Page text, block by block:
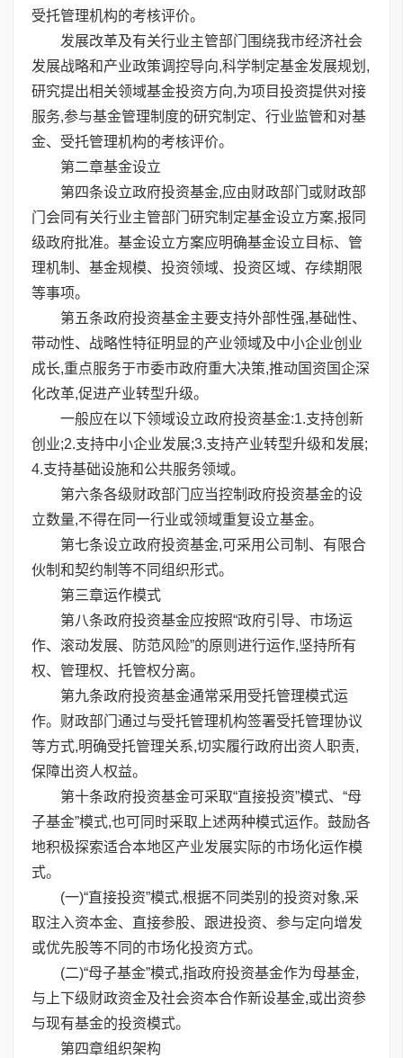
受托管理机构的考核评价。
发展改革及有关行业主管部门围绕我市经济社会
发展战略和产业政策调控导向,科学制定基金发展规划,
研究提出相关领域基金投资方向,为项目投资提供对接
服务,参与基金管理制度的研究制定、行业监管和对基
金、受托管理机构的考核评价。
第二章基金设立
第四条设立政府投资基金,应由财政部门或财政部
门会同有关行业主管部门研究制定基金设立方案,报同
级政府批准。基金设立方案应明确基金设立目标、管
理机制、基金规模、投资领域、投资区域、存续期限
等事项。
第五条政府投资基金主要支持外部性强,基础性、
带动性、战略性特征明显的产业领域及中小企业创业
成长,重点服务于市委市政府重大决策,推动国资国企深
化改革,促进产业转型升级。
一般应在以下领域设立政府投资基金:1.支持创新
创业;2.支持中小企业发展;3.支持产业转型升级和发展;
4.支持基础设施和公共服务领域。
第六条各级财政部门应当控制政府投资基金的设
立数量,不得在同一行业或领域重复设立基金。
第七条设立政府投资基金,可采用公司制、有限合
伙制和契约制等不同组织形式。
第三章运作模式
第八条政府投资基金应按照“政府引导、市场运
作、滚动发展、防范风险”的原则进行运作,坚持所有
权、管理权、托管权分离。
第九条政府投资基金通常采用受托管理模式运
作。财政部门通过与受托管理机构签署受托管理协议
等方式,明确受托管理关系,切实履行政府出资人职责,
保障出资人权益。
第十条政府投资基金可采取“直接投资”模式、“母
子基金”模式,也可同时采取上述两种模式运作。鼓励各
地积极探索适合本地区产业发展实际的市场化运作模
式。
(一)“直接投资”模式,根据不同类别的投资对象,采
取注入资本金、直接参股、跟进投资、参与定向增发
或优先股等不同的市场化投资方式。
(二)“母子基金”模式,指政府投资基金作为母基金,
与上下级财政资金及社会资本合作新设基金,或出资参
与现有基金的投资模式。
第四章组织架构